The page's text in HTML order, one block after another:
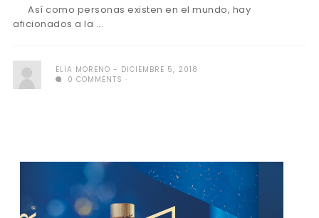
Así como personas existen en el mundo, hay
aficionados a la ...
ELIA MORENO
DICIEMBRE 5, 2018
0 COMMENTS